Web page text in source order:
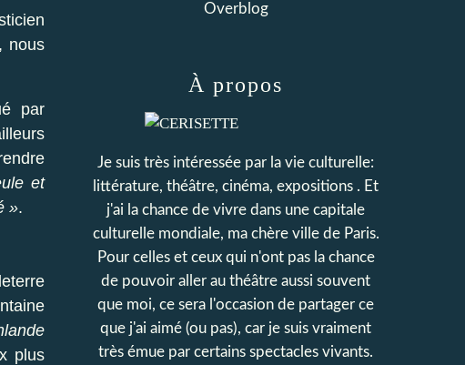
nous
par
et
».
plus
Overblog
À propos
Je suis très intéressée par la vie culturelle:
littérature, théâtre, cinéma, expositions . Et
j'ai la chance de vivre dans une capitale
culturelle mondiale, ma chère ville de Paris.
Pour celles et ceux qui n'ont pas la chance
de pouvoir aller au théâtre aussi souvent
que moi, ce sera l'occasion de partager ce
que j'ai aimé (ou pas), car je suis vraiment
très émue par certains spectacles vivants.